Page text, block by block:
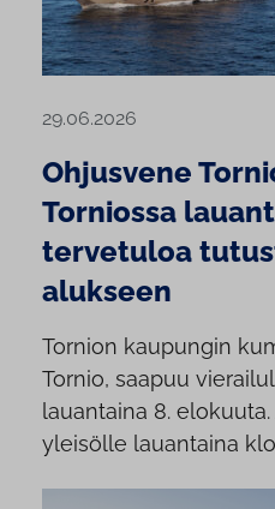
29.06.2026
Ohjusvene
Torniossa
tervetuloa
alukseen
Tornion kaupungin
Tornio, saapuu
lauantaina 8.
yleisölle lauantaina klo